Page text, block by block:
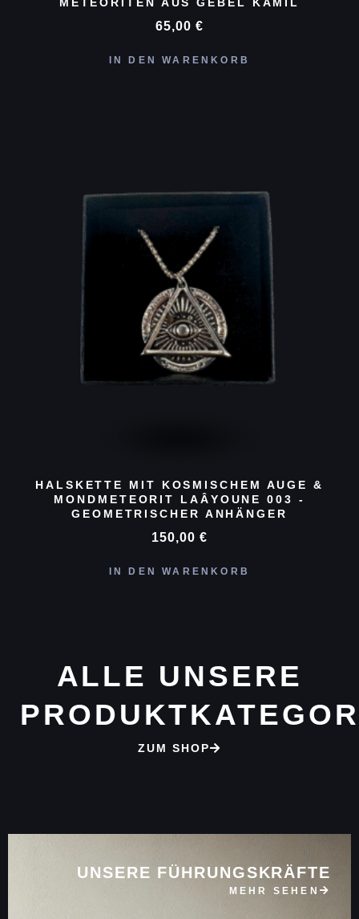
METEORITEN AUS GEBEL KAMIL
65,00 €
IN DEN WARENKORB
HALSKETTE MIT KOSMISCHEM AUGE &
MONDMETEORIT LAÂYOUNE 003 -
GEOMETRISCHER ANHÄNGER
150,00 €
IN DEN WARENKORB
ALLE UNSERE
ZUM SHOP
UNSERE FÜHRUNGSKRÄFTE
MEHR SEHEN